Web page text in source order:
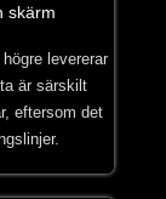
skärm
levererar
är särskilt
eftersom det